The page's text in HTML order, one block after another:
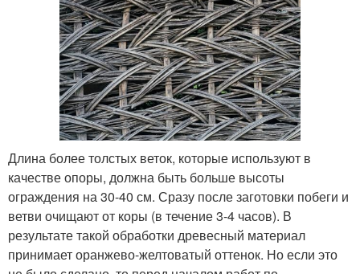
Длина более толстых веток, которые используют в
качестве опоры, должна быть больше высоты
ограждения на 30-40 см. Сразу после заготовки побеги и
ветви очищают от коры (в течение 3-4 часов). В
результате такой обработки древесный материал
принимает оранжево-желтоватый оттенок. Но если это